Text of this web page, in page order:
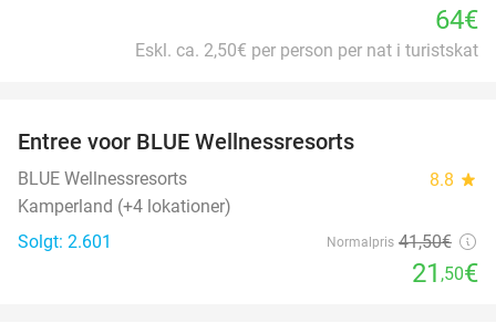
64€
Eskl. ca. 2,50€ per person per nat i turistskat
Entree voor BLUE Wellnessresorts
BLUE Wellnessresorts 8.8 star
Kamperland (+4 lokationer)
Solgt: 2.601
Normalpris 41,50€
21 ,50€